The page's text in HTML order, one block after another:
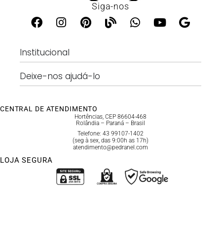
Siga-nos
Institucional
Deixe-nos ajudá-lo
CENTRAL DE ATENDIMENTO
Hortências, CEP 86604-468
Rolândia – Paraná – Brasil
Telefone: 43 99107-1402
(seg à sex, das 9:00h as 17h)
atendimento@pedranel.com
LOJA SEGURA